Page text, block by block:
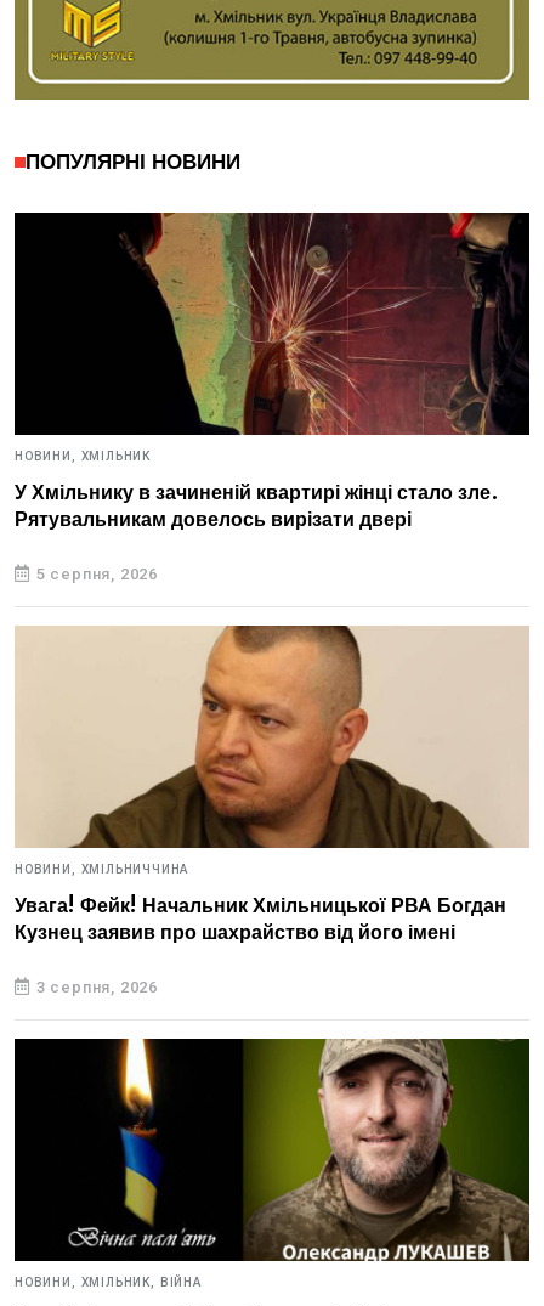
ПОПУЛЯРНІ НОВИНИ
НОВИНИ, ХМІЛЬНИК
У Хмільнику в зачиненій квартирі жінці стало зле.
Рятувальникам довелось вирізати двері
5 серпня, 2026
НОВИНИ, ХМІЛЬНИЧЧИНА
Увага! Фейк! Начальник Хмільницької РВА Богдан
Кузнец заявив про шахрайство від його імені
3 серпня, 2026
НОВИНИ, ХМІЛЬНИК, ВІЙНА